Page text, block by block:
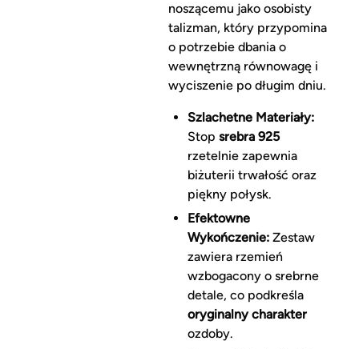
noszącemu jako osobisty
talizman, który przypomina
o potrzebie dbania o
wewnętrzną równowagę i
wyciszenie po długim dniu.
Szlachetne Materiały:
Stop srebra 925
rzetelnie zapewnia
biżuterii trwałość oraz
piękny połysk.
Efektowne
Wykończenie:Zestaw
zawiera rzemień
wzbogacony o srebrne
detale, co podkreśla
oryginalny charakter
ozdoby.